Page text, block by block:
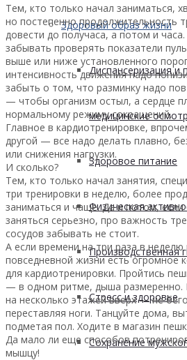
Здоровый образ жизни
Диспансеризация и
медицинские
Здоровое питание
Физическая
Производственная
Стресс и здоровье
Сохранение
Тем, кто только начал заниматься,
но постепенно продолжительность
довести до получаса, а потом и
забывать проверять показатели
выше или ниже установленного
интенсивность движения надо
забыть о том, что разминку надо
— чтобы организм остыл, а сердце
нормальному режиму сокращений.
Главное в кардиотренировке,
другой — все надо делать плавно,
или снижения нагрузки.
И сколько?
Тем, кто только начал занятия,
три тренировки в неделю, более
заниматься и чаще. Да и потом, если
заняться серьезно, про важность
сосудов забывать не стоит.
А если времени на три раза в неделю
повседневной жизни есть огромное
для кардиотренировки. Пройтись
— в одном ритме, дыша размеренно.
на несколько этажей вверх — не
переставляя ноги. Танцуйте дома,
подметая пол. Ходите в магазин
Да мало ли еще способов
мышцу!